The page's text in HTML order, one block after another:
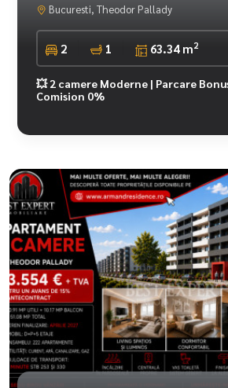
Bucuresti, Theodor Pallady
2 1 63.34 m2
💥 2 camere Moderne | Parcare
Comision 0%